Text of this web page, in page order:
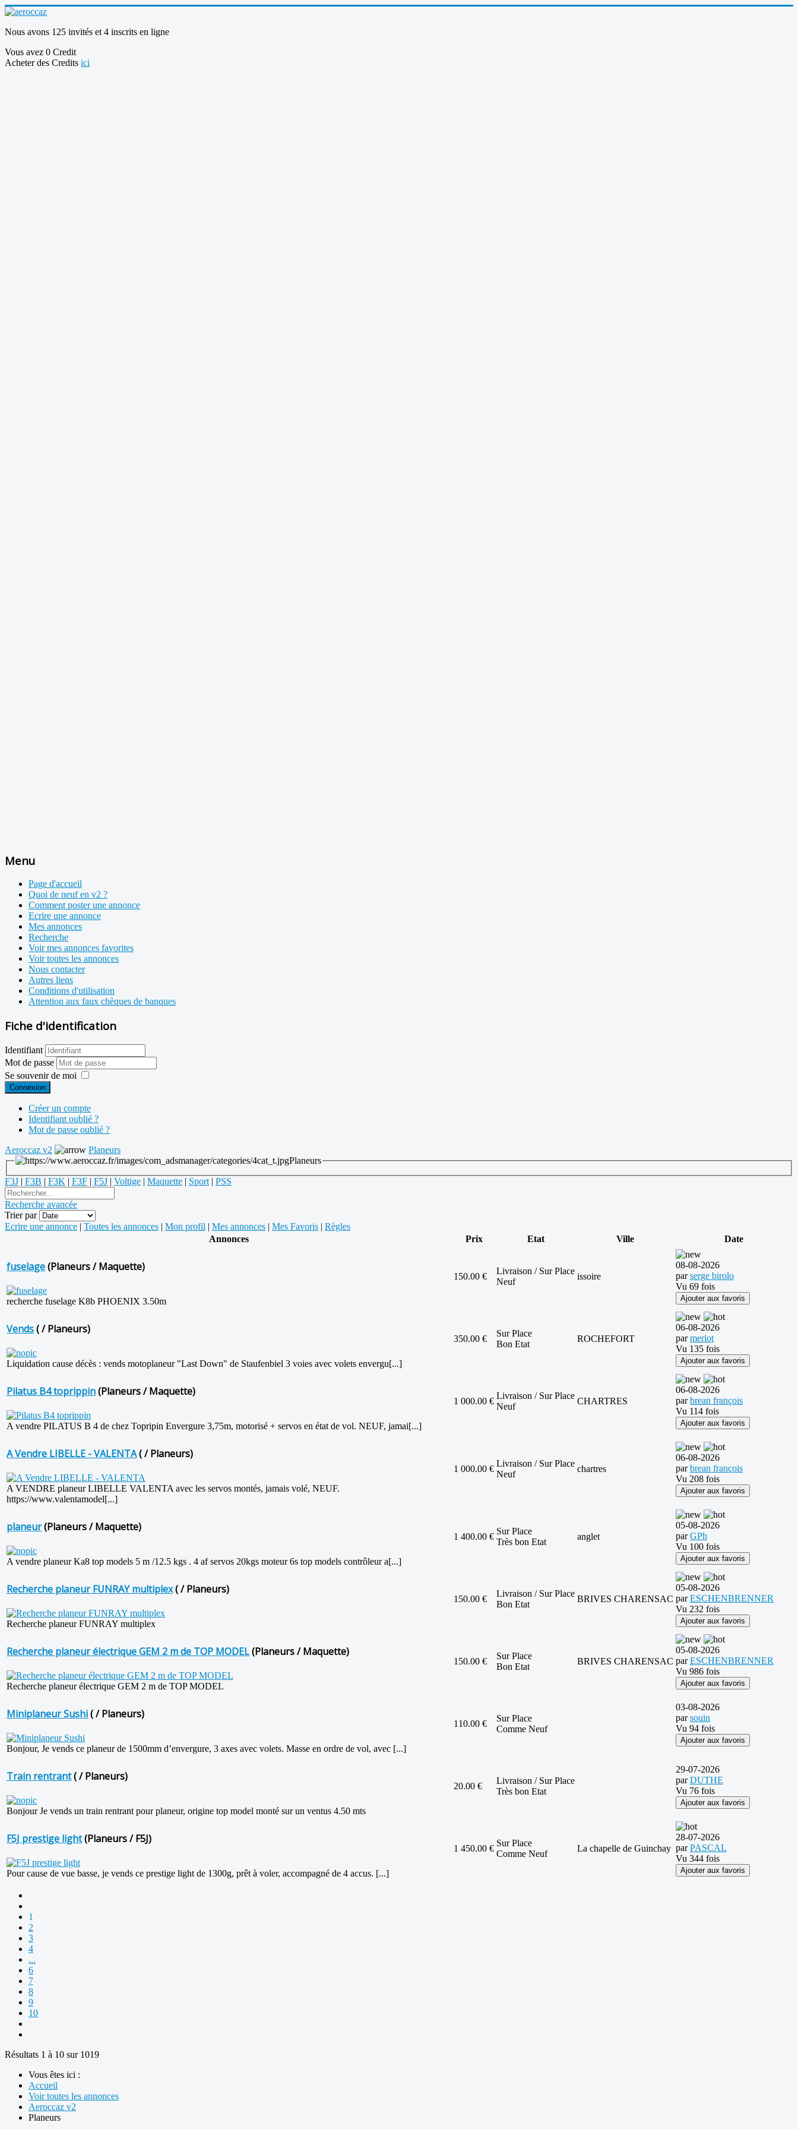
Nous avons 125 invités et 4 inscrits en ligne
Vous avez 0 Credit
Acheter des Credits ici
Menu
Page d'accueil
Quoi de neuf en v2 ?
Comment poster une annonce
Ecrire une annonce
Mes annonces
Recherche
Voir mes annonces favorites
Voir toutes les annonces
Nous contacter
Autres liens
Conditions d'utilisation
Attention aux faux chèques de banques
Fiche d'identification
Identifiant
Mot de passe
Se souvenir de moi
Connexion
Créer un compte
Identifiant oublié ?
Mot de passe oublié ?
Aeroccaz v2
Planeurs
Planeurs
F3J F3B F3K F3F F5J Voltige Maquette Sport| PSS
Recherche avancée
Trier par
Ecrire une annonce
Toutes les annonces Mon profil Mes annonces Mes Favoris
Règles
Annonces
Prix Etat Ville Date
fuselage(Planeurs / Maquette)
recherche fuselage K8b PHOENIX 3.50m
150.00 €
Livraison / Sur Place
Neuf
issoire
08-08-2026
parserge birolo
Vu 69 fois
Ajouter aux favoris
Vends( / Planeurs)
Liquidation cause décès : vends motoplaneur "Last Down" de Staufenbiel 3 voies avec volets envergu[...]
350.00 €
Sur Place
Bon Etat
ROCHEFORT
06-08-2026
parmeriot
Vu 135 fois
Ajouter aux favoris
Pilatus B4 toprippin(Planeurs / Maquette)
A vendre PILATUS B 4 de chez Topripin Envergure 3,75m, motorisé + servos en état de vol. NEUF, jamai[...]
1 000.00 €
Livraison / Sur Place
Neuf
CHARTRES
06-08-2026
parbrean françois
Vu 114 fois
Ajouter aux favoris
A Vendre LIBELLE - VALENTA( / Planeurs)
A VENDRE planeur LIBELLE VALENTA avec les servos montés, jamais volé, NEUF.
https://www.valentamodel[...]
1 000.00 €
Livraison / Sur Place
Neuf
chartres
06-08-2026
parbrean françois
Vu 208 fois
Ajouter aux favoris
planeur(Planeurs / Maquette)
A vendre planeur Ka8 top models 5 m /12.5 kgs . 4 af servos 20kgs moteur 6s top models contrôleur a[...]
1 400.00 €
Sur Place
Très bon Etat
anglet
05-08-2026
parGPh
Vu 100 fois
Ajouter aux favoris
Recherche planeur FUNRAY multiplex( / Planeurs)
Recherche planeur FUNRAY multiplex
150.00 €
Livraison / Sur Place
Bon Etat
BRIVES CHARENSAC
05-08-2026
parESCHENBRENNER
Vu 232 fois
Ajouter aux favoris
Recherche planeur électrique GEM 2 m de TOP MODEL(Planeurs / Maquette)
Recherche planeur électrique GEM 2 m de TOP MODEL
150.00 €
Sur Place
Bon Etat
BRIVES CHARENSAC
05-08-2026
parESCHENBRENNER
Vu 986 fois
Ajouter aux favoris
Miniplaneur Sushi( / Planeurs)
Bonjour, Je vends ce planeur de 1500mm d’envergure, 3 axes avec volets. Masse en ordre de vol, avec [...]
110.00 €
Sur Place
Comme Neuf
03-08-2026
parsouin
Vu 94 fois
Ajouter aux favoris
Train rentrant( / Planeurs)
Bonjour Je vends un train rentrant pour planeur, origine top model monté sur un ventus 4.50 mts
20.00 €
Livraison / Sur Place
Très bon Etat
29-07-2026
parDUTHE
Vu 76 fois
Ajouter aux favoris
F5J prestige light(Planeurs / F5J)
Pour cause de vue basse, je vends ce prestige light de 1300g, prêt à voler, accompagné de 4 accus. [...]
1 450.00 €
Sur Place
Comme Neuf
La chapelle de Guinchay
28-07-2026
parPASCAL
Vu 344 fois
Ajouter aux favoris
1
2
3
4
...
6
7
8
9
10
Résultats 1 à 10 sur 1019
Vous êtes ici :
Accueil
Voir toutes les annonces
Aeroccaz v2
Planeurs